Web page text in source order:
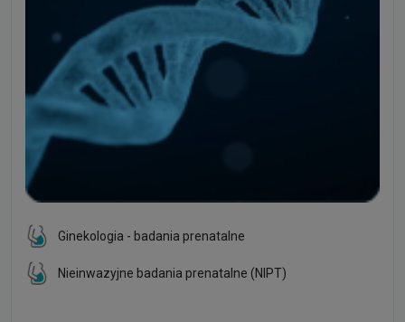
Ginekologia - badania prenatalne
Nieinwazyjne badania prenatalne (NIPT)